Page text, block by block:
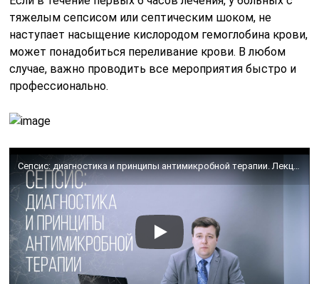
тяжелым сепсисом или септическим шоком, не
наступает насыщение кислородом гемоглобина крови,
может понадобиться переливание крови. В любом
случае, важно проводить все мероприятия быстро и
профессионально.